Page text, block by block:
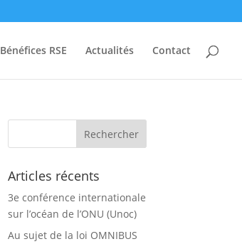
Bénéfices RSE Actualités Contact
Articles récents
3e conférence internationale
sur l’océan de l’ONU (Unoc)
Au sujet de la loi OMNIBUS